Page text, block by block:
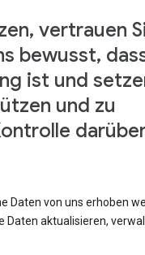
vertrauen
bewusst,
ist und
und zu
Daten von uns erhoben
Daten aktualisieren,